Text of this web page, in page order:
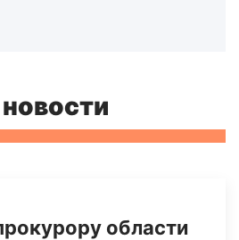
области